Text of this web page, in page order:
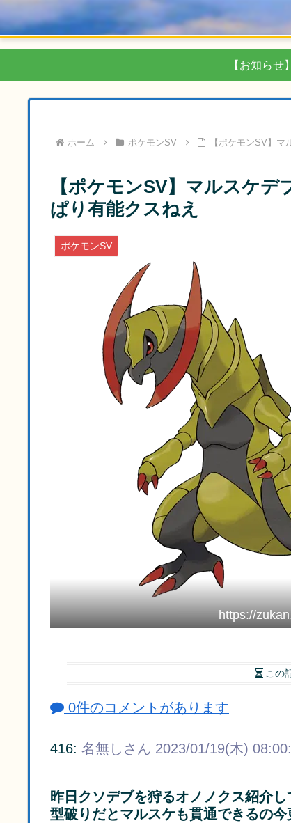
【お知ら
ホーム ポケモンSV 【ポケモンSV】
【ポケモンSV】マルスケ
ぱり有能クスねえ
ポケモンSV
https://
この
0件のコメントがあります
416: 名無しさん 2023/01/19(木)
昨日クソデブを狩るオノノクス紹介
型破りだとマルスケも貫通できるの